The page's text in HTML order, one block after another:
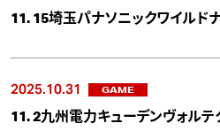
11. 15埼玉パナソニックワイルド
2025.10.31 GAME
11. 2九州電力キューデンヴォル